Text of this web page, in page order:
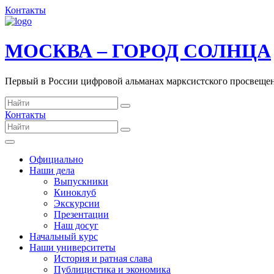
Контакты
МОСКВА – ГОРОД СОЛНЦА
Первый в России цифровой альманах марксистского
Контакты
Официально
Наши дела
Выпускники
Киноклуб
Экскурсии
Презентации
Наш досуг
Начальный курс
Наши университеты
История и ратная слава
Публицистика и экономика